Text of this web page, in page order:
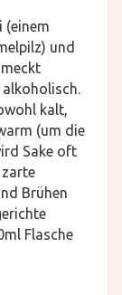
(einem
und
kalt,
(um die
Sake oft
zarte
Brühen
Flasche